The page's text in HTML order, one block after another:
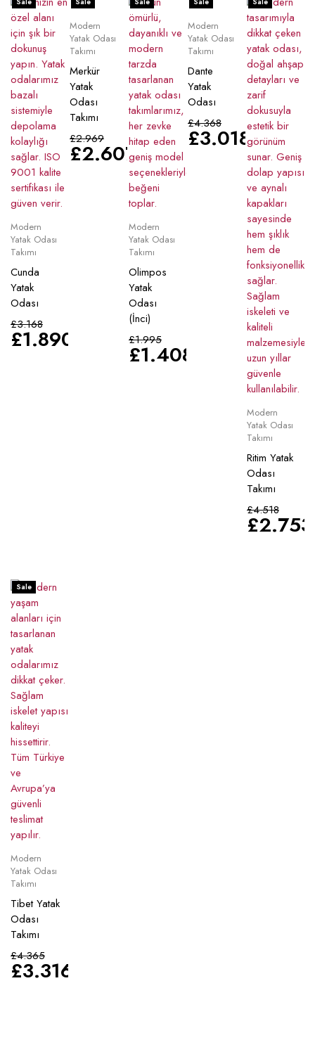
Modern
Yatak Odası
Takımı
Cunda
Yatak
Odası
£3.168
£1.890
Modern
Yatak Odası
Takımı
Merkür
Yatak
Odası
Takımı
£2.969
£2.607
Modern
Yatak Odası
Takımı
Olimpos
Yatak
Odası
(İnci)
£1.995
£1.408
Modern
Yatak Odası
Takımı
Dante
Yatak
Odası
£4.368
£3.018
Modern
Yatak Odası
Takımı
Ritim Yatak
Odası
Takımı
£4.518
£2.753
Sale
Modern
Yatak Odası
Takımı
Tibet Yatak
Odası
Takımı
£4.365
£3.316